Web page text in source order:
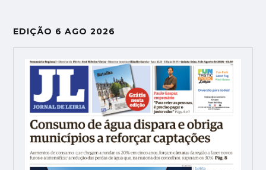
EDIÇÃO 6 AGO 2026